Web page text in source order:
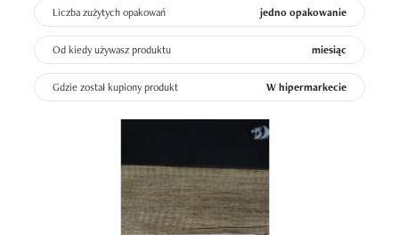
Liczba zużytych opakowań jedno opakowanie
Od kiedy używasz produktu miesiąc
Gdzie został kupiony produkt W hipermarkecie